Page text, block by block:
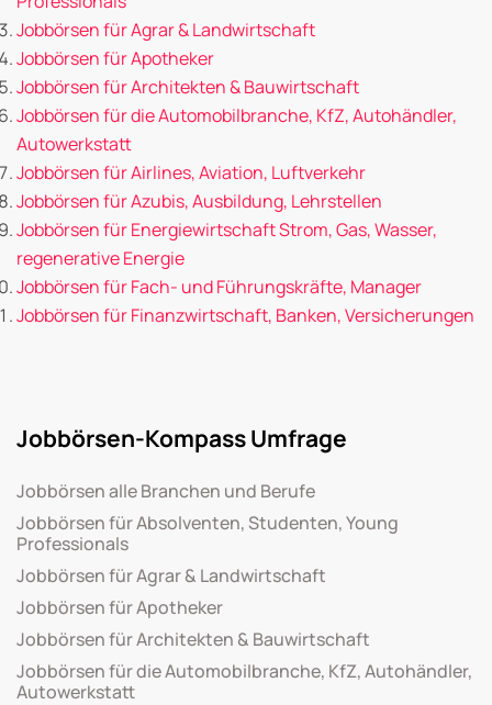
Jobbörsen für Agrar & Landwirtschaft
Jobbörsen für Apotheker
Jobbörsen für Architekten & Bauwirtschaft
Jobbörsen für die Automobilbranche, KfZ, Autohändler,
Autowerkstatt
Jobbörsen für Airlines, Aviation, Luftverkehr
Jobbörsen für Azubis, Ausbildung, Lehrstellen
Jobbörsen für Energiewirtschaft Strom, Gas, Wasser,
regenerative Energie
Jobbörsen für Fach- und Führungskräfte, Manager
Jobbörsen für Finanzwirtschaft, Banken, Versicherungen
Jobbörsen-Kompass Umfrage
Jobbörsen alle Branchen und Berufe
Jobbörsen für Absolventen, Studenten, Young
Professionals
Jobbörsen für Agrar & Landwirtschaft
Jobbörsen für Apotheker
Jobbörsen für Architekten & Bauwirtschaft
Jobbörsen für die Automobilbranche, KfZ, Autohändler,
Autowerkstatt